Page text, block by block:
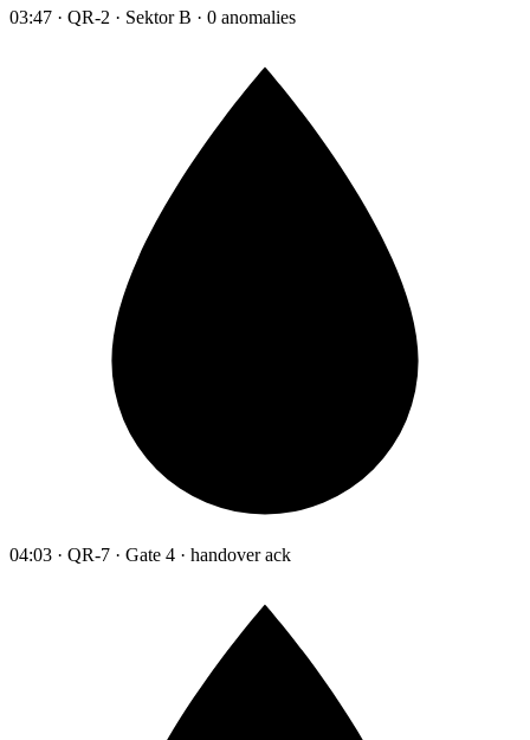
03:47 · QR-2 · Sektor B · 0 anomalies
04:03 · QR-7 · Gate 4 · handover ack